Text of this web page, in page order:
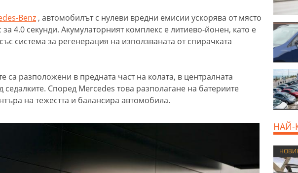
Benz , автомобилът с нулеви вредни емисии ускорява от място
4.0 секунди. Акумулаторният комплекс е литиево-йонен, като е
система за регенерация на използваната от спирачката
са разположени в предната част на колата, в централната
седалките. Според Mercedes това разполагане на батериите
на тежестта и балансира автомобила.
НАЙ-